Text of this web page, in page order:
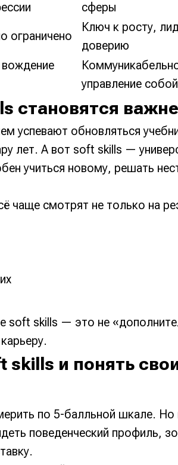
сферы
ограничено
Ключ к росту,
доверию
вождение
управление собой
становятся
успевают обновляться
лет. А вот soft skills —
учиться новому, решать
чаще смотрят не только на
soft skills — это не
skills и понять
по 5-балльной шкале.
поведенческий профиль,